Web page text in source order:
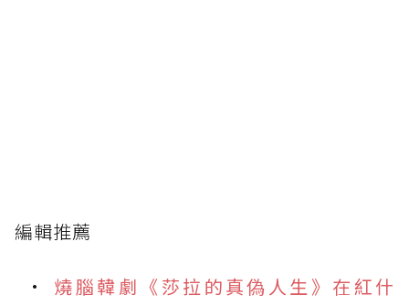
編輯推薦
燒腦韓劇《莎拉的真偽人生》在紅什